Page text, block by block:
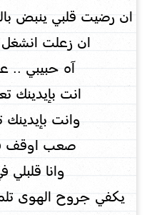
ان رضيت قلبي ينبض
ان زعلت
آه حبيبي ..
انت بإيدينك
وانت بإيدينك
صعب اوقف
وانا قلبلي
يكفي جروح الهوى